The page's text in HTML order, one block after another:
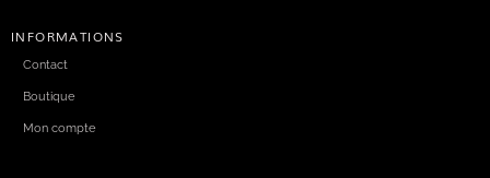
INFORMATIONS
Contact
Boutique
Mon compte